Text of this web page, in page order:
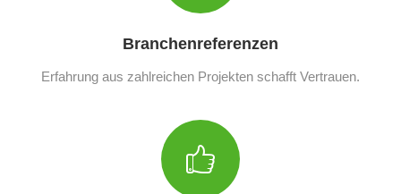
Branchenreferenzen
Erfahrung aus zahlreichen Projekten schafft Vertrauen.